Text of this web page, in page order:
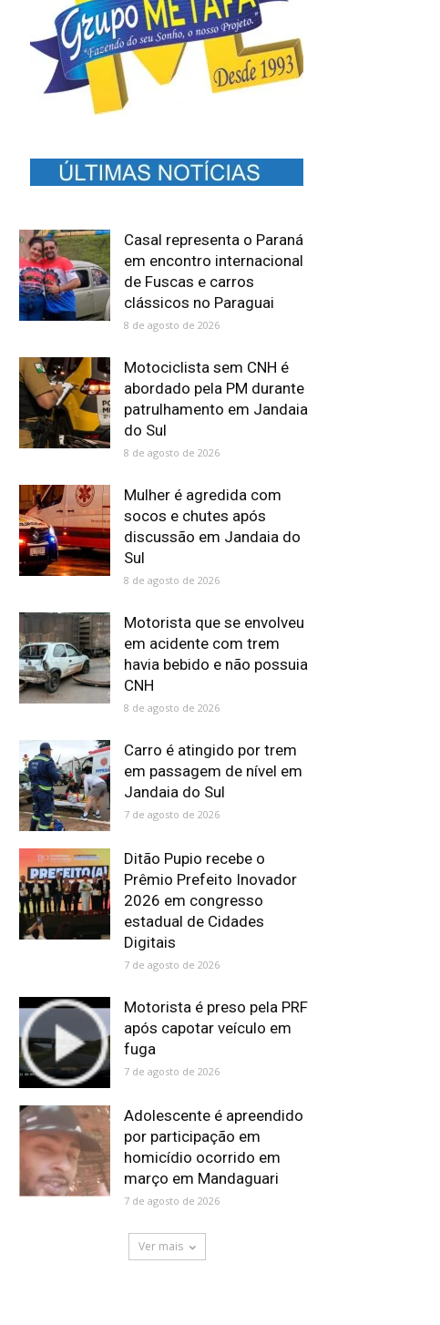
Casal representa o Paraná
em encontro internacional
de Fuscas e carros
clássicos no Paraguai
8 de agosto de 2026
Motociclista sem CNH é
abordado pela PM durante
patrulhamento em Jandaia
do Sul
8 de agosto de 2026
Mulher é agredida com
socos e chutes após
discussão em Jandaia do
Sul
8 de agosto de 2026
Motorista que se envolveu
em acidente com trem
havia bebido e não possuia
CNH
8 de agosto de 2026
Carro é atingido por trem
em passagem de nível em
Jandaia do Sul
7 de agosto de 2026
Ditão Pupio recebe o
Prêmio Prefeito Inovador
2026 em congresso
estadual de Cidades
Digitais
7 de agosto de 2026
Motorista é preso pela PRF
após capotar veículo em
fuga
7 de agosto de 2026
Adolescente é apreendido
por participação em
homicídio ocorrido em
março em Mandaguari
7 de agosto de 2026
Ver mais